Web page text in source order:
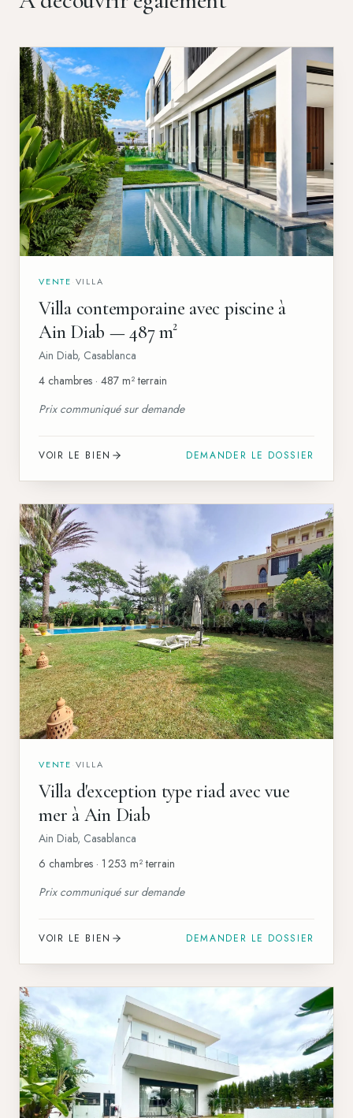
VENTE VILLA
Villa contemporaine avec piscine à
Ain Diab — 487 m²
Ain Diab, Casablanca
4 chambres · 487 m² terrain
Prix communiqué sur demande
VOIR LE BIEN DEMANDER LE DOSSIER
VENTE VILLA
Villa d'exception type riad avec vue
mer à Ain Diab
Ain Diab, Casablanca
6 chambres · 1 253 m² terrain
Prix communiqué sur demande
VOIR LE BIEN DEMANDER LE DOSSIER